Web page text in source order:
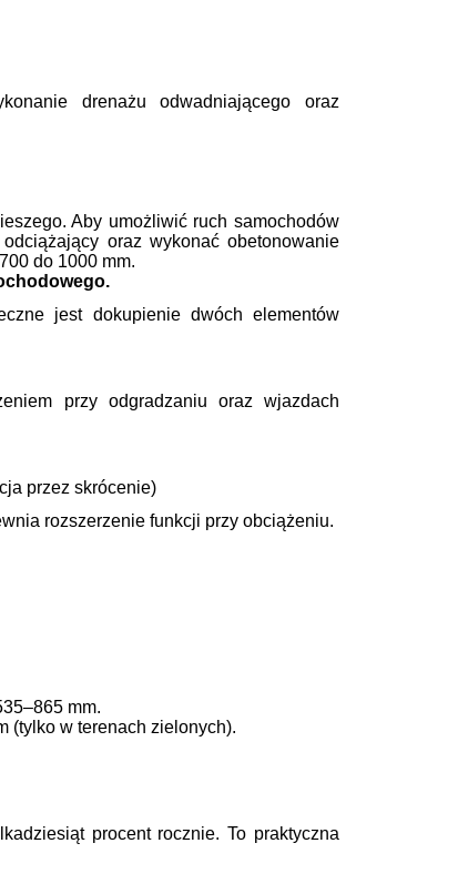
drenażu odwadniającego oraz
Aby umożliwić ruch samochodów
oraz wykonać obetonowanie
do 1000 mm.
jest dokupienie dwóch elementów
przy odgradzaniu oraz wjazdach
przez skrócenie)
rozszerzenie funkcji przy obciążeniu.
mm.
(tylko w terenach zielonych).
procent rocznie. To praktyczna